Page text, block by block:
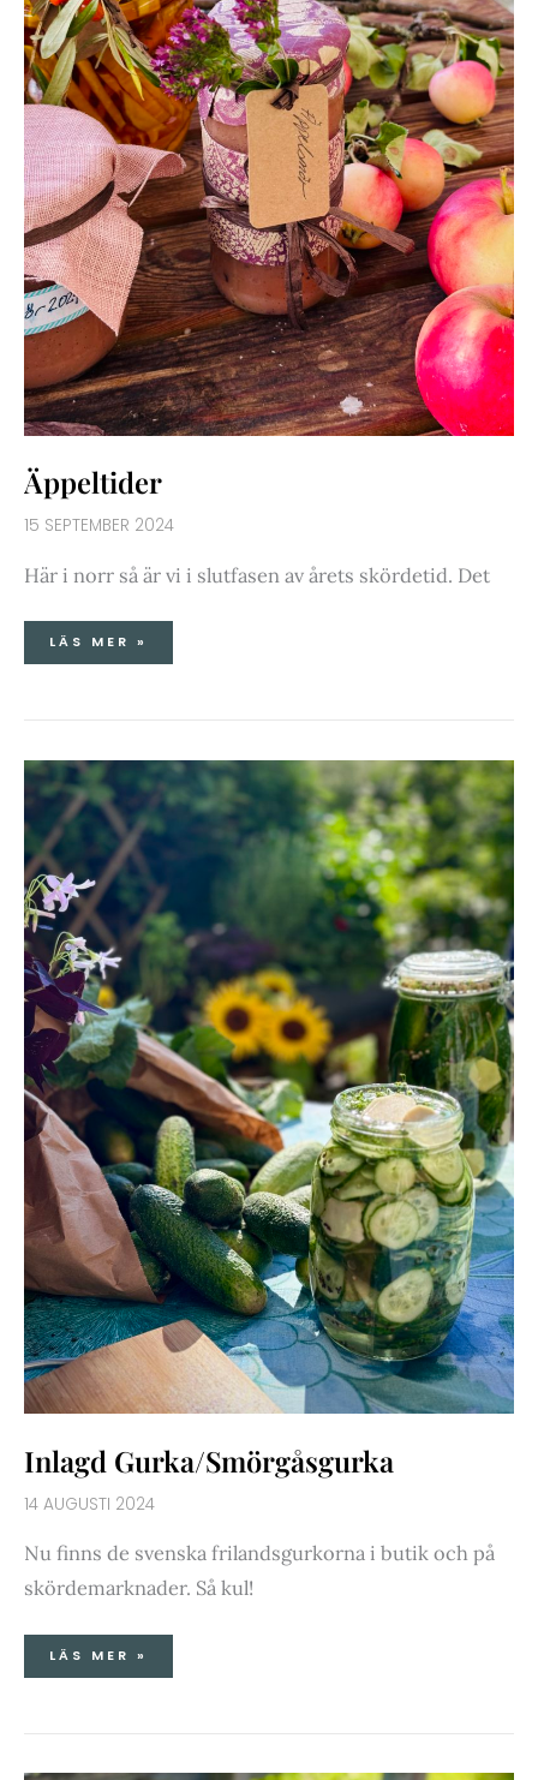
Äppeltider
15 SEPTEMBER 2024
Här i norr så är vi i slutfasen av årets skördetid. Det
LÄS MER »
Inlagd Gurka/Smörgåsgurka
14 AUGUSTI 2024
Nu finns de svenska frilandsgurkorna i butik och på
skördemarknader. Så kul!
INLAGD
GURKA/SMÖRGÅSGURKA
LÄS MER »